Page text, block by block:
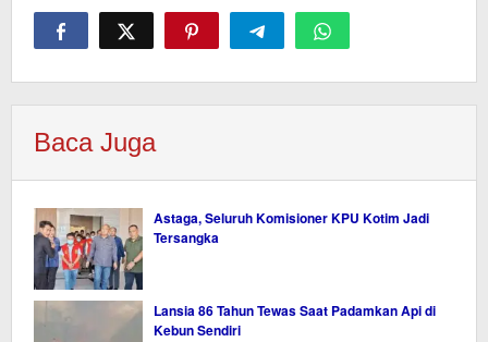
Baca Juga
Astaga, Seluruh Komisioner KPU Kotim Jadi
Tersangka
Lansia 86 Tahun Tewas Saat Padamkan Api di
Kebun Sendiri